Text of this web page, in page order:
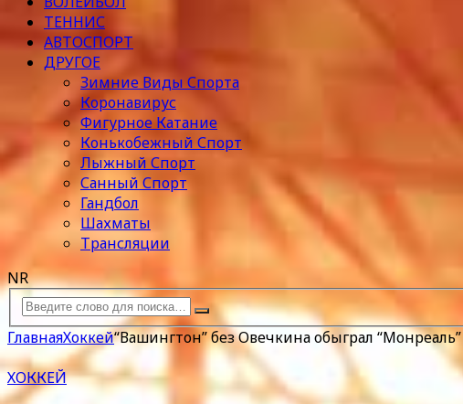
ТЕННИС
АВТОСПОРТ
ДРУГОЕ
Зимние Виды Спорта
Коронавирус
Фигурное Катание
Конькобежный Спорт
Лыжный Спорт
Санный Спорт
Гандбол
Шахматы
Трансляции
NR
ГлавнаяХоккей“Вашингтон” без Овечкина обыграл “Монреаль”
ХОККЕЙ